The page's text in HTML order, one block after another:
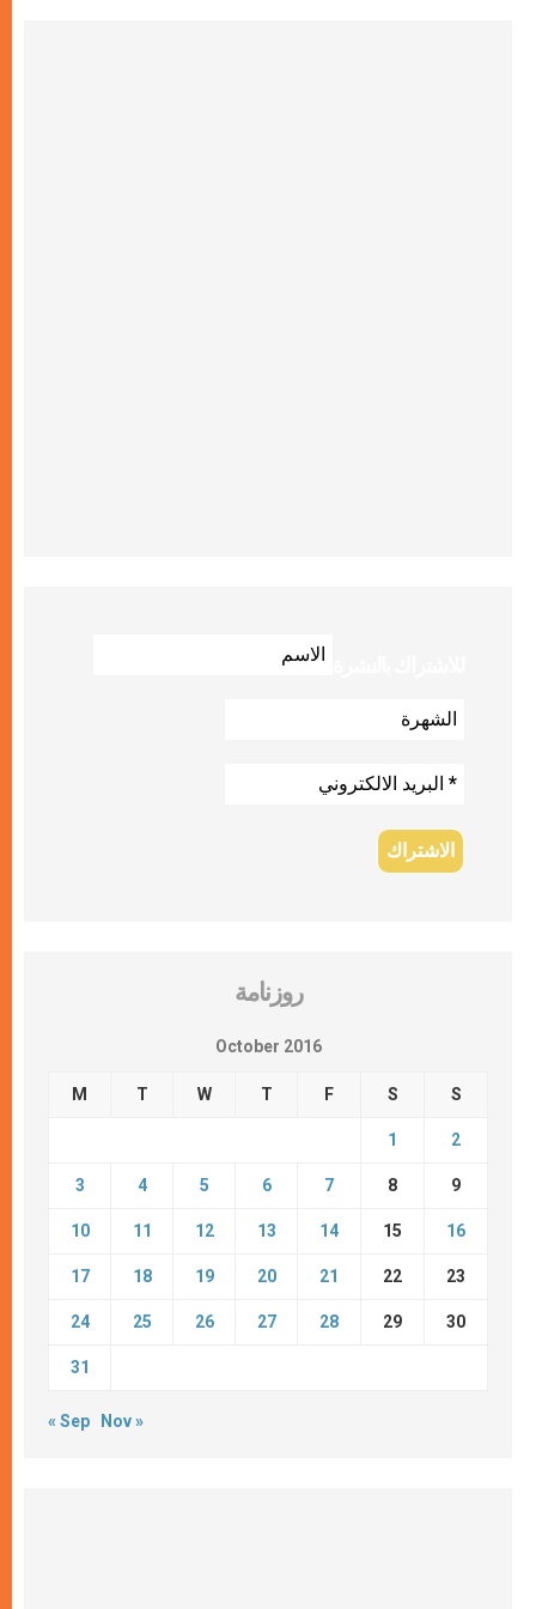
روزنامة
October 2016
M T W T F S S
1 2
3 4 5 6 7 8 9
10 11 12 13 14 15 16
17 18 19 20 21 22 23
24 25 26 27 28 29 30
31
« Sep Nov »